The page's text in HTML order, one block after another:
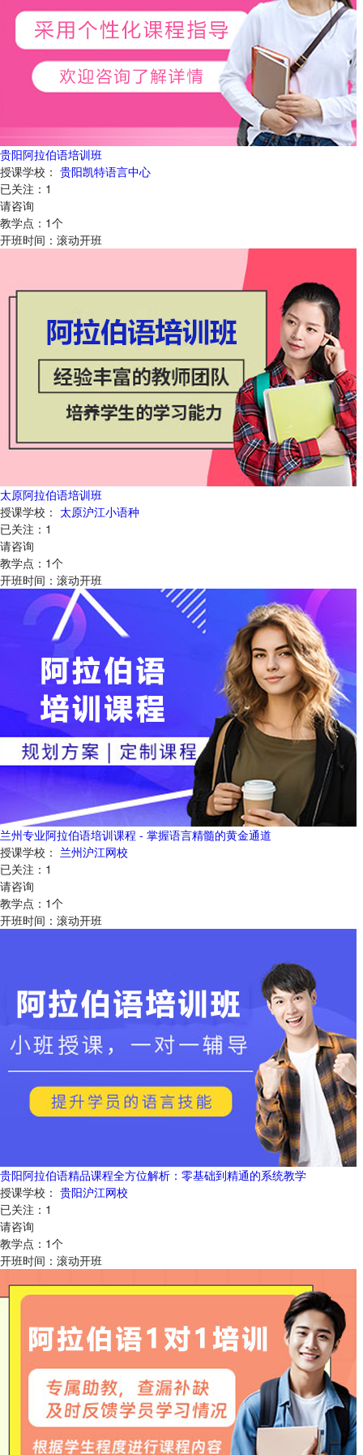
贵阳阿拉伯语培训班
授课学校： 贵阳凯特语言中心
已关注： 1
请咨询
教学点： 1个
开班时间： 滚动开班
太原阿拉伯语培训班
授课学校： 太原沪江小语种
已关注： 1
请咨询
教学点： 1个
开班时间： 滚动开班
兰州专业阿拉伯语培训课程 - 掌握语言精髓的黄金通道
授课学校： 兰州沪江网校
已关注： 1
请咨询
教学点： 1个
开班时间： 滚动开班
贵阳阿拉伯语精品课程全方位解析：零基础到精通的系统教学
授课学校： 贵阳沪江网校
已关注： 1
请咨询
教学点： 1个
开班时间： 滚动开班